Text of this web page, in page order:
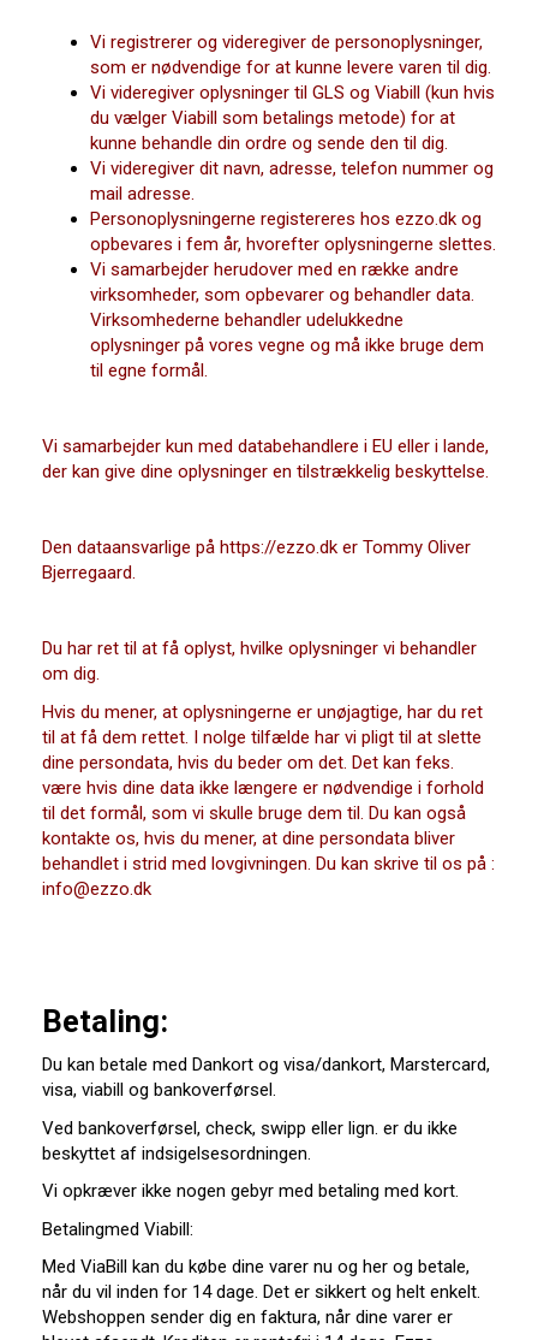
Vi registrerer og videregiver de personoplysninger,
som er nødvendige for at kunne levere varen til dig.
Vi videregiver oplysninger til GLS og Viabill (kun hvis
du vælger Viabill som betalings metode) for at
kunne behandle din ordre og sende den til dig.
Vi videregiver dit navn, adresse, telefon nummer og
mail adresse.
Personoplysningerne registereres hos ezzo.dk og
opbevares i fem år, hvorefter oplysningerne slettes.
Vi samarbejder herudover med en række andre
virksomheder, som opbevarer og behandler data.
Virksomhederne behandler udelukkedne
oplysninger på vores vegne og må ikke bruge dem
til egne formål.
Vi samarbejder kun med databehandlere i EU eller i lande,
der kan give dine oplysninger en tilstrækkelig beskyttelse.
Den dataansvarlige på https://ezzo.dk er Tommy Oliver
Bjerregaard.
Du har ret til at få oplyst, hvilke oplysninger vi behandler
om dig.
Hvis du mener, at oplysningerne er unøjagtige, har du ret
til at få dem rettet. I nolge tilfælde har vi pligt til at slette
dine persondata, hvis du beder om det. Det kan feks.
være hvis dine data ikke længere er nødvendige i forhold
til det formål, som vi skulle bruge dem til. Du kan også
kontakte os, hvis du mener, at dine persondata bliver
behandlet i strid med lovgivningen. Du kan skrive til os på :
info@ezzo.dk
Betaling:
Du kan betale med Dankort og visa/dankort, Marstercard,
visa, viabill og bankoverførsel.
Ved bankoverførsel, check, swipp eller lign. er du ikke
beskyttet af indsigelsesordningen.
Vi opkræver ikke nogen gebyr med betaling med kort.
Betalingmed Viabill:
Med ViaBill kan du købe dine varer nu og her og betale,
når du vil inden for 14 dage. Det er sikkert og helt enkelt.
Webshoppen sender dig en faktura, når dine varer er